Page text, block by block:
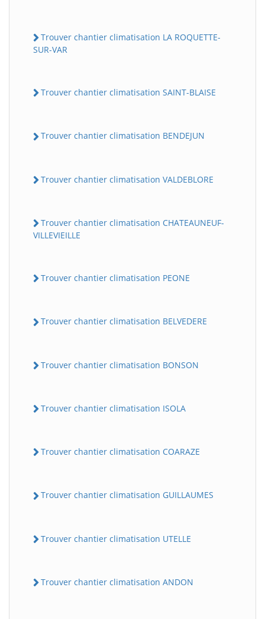
Trouver chantier climatisation LA ROQUETTE-
SUR-VAR
Trouver chantier climatisation SAINT-BLAISE
Trouver chantier climatisation BENDEJUN
Trouver chantier climatisation VALDEBLORE
Trouver chantier climatisation CHATEAUNEUF-
VILLEVIEILLE
Trouver chantier climatisation PEONE
Trouver chantier climatisation BELVEDERE
Trouver chantier climatisation BONSON
Trouver chantier climatisation ISOLA
Trouver chantier climatisation COARAZE
Trouver chantier climatisation GUILLAUMES
Trouver chantier climatisation UTELLE
Trouver chantier climatisation ANDON